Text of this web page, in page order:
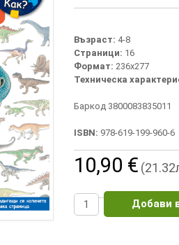
Възраст: 4-8
Страници: 16
Формат: 236х277
Техническа
Баркод 3800083835011
ISBN: 978-619-199-960-6
10,90 €
Добави